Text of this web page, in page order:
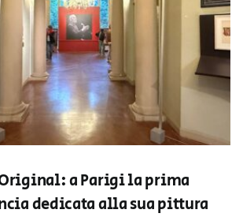
a Parigi la prima
dedicata alla sua pittura